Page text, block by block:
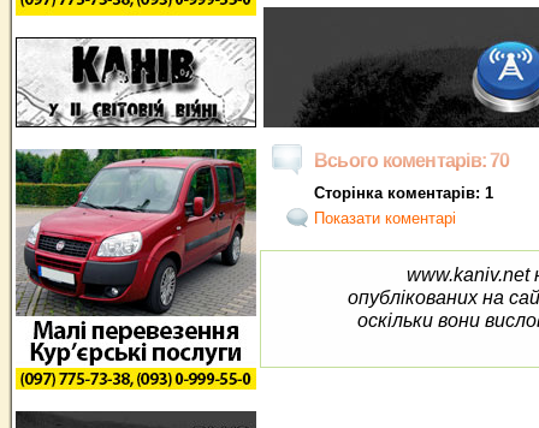
Всього коментарів: 70
Сторінка коментарів: 1
Показати коментарі
www.kaniv.net
опублікованих на
оскільки вони